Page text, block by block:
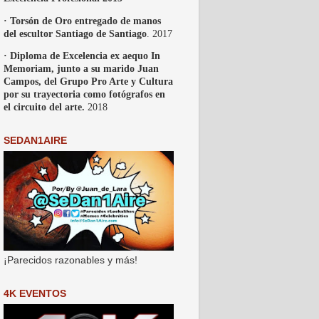
· Torsón de Oro entregado de manos
del escultor Santiago de Santiago . 2017
· Diploma de Excelencia ex aequo In
Memoriam, junto a su marido Juan
Campos, del Grupo Pro Arte y Cultura
por su trayectoria como fotógrafos en
el circuito del arte. 2018
SEDAN1AIRE
¡Parecidos razonables y más!
4K EVENTOS